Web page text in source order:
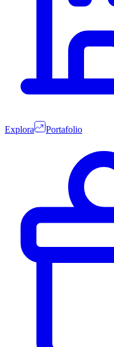
Explora Portafolio